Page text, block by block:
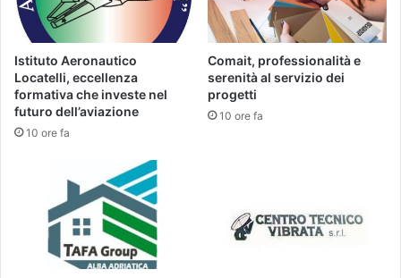
Istituto Aeronautico
Locatelli, eccellenza
formativa che investe nel
futuro dell’aviazione
10 ore fa
Comait, professionalità e
serenità al servizio dei
progetti
10 ore fa